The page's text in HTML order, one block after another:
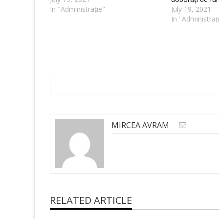
In "Administrație"
July 19, 2021
In
MIRCEA AVRAM
RELATED ARTICLE